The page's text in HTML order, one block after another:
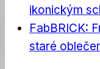
ikonickým
FabBRICK:
staré